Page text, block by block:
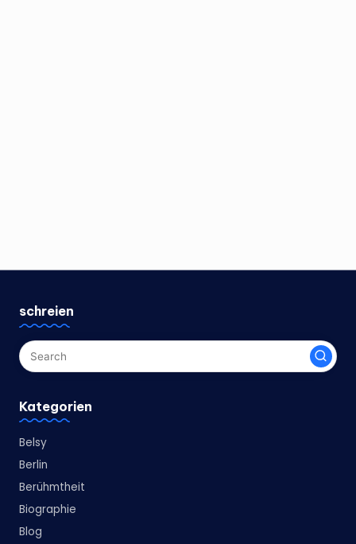
schreien
Kategorien
Belsy
Berlin
Berühmtheit
Biographie
Blog